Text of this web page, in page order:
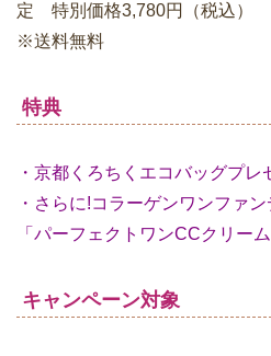
定 特別価格3,780円（税込）
※送料無料
特典
・京都くろちくエコバッグプレ
・さらに!コラーゲンワンファ
「パーフェクトワンCCクリーム
キャンペーン対象